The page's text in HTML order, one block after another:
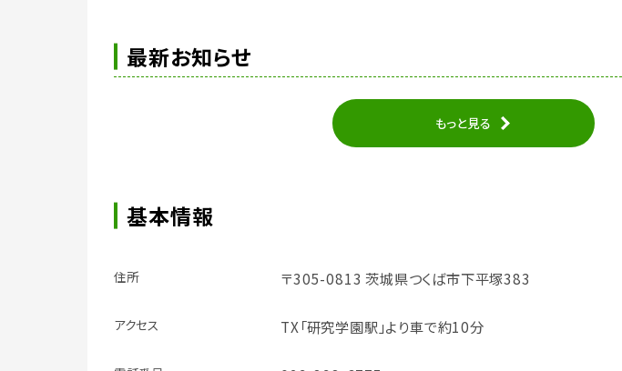
最新お知らせ
もっと見る
基本情報
住所 〒305-0813 茨城県つくば市下平塚383
アクセス TX「研究学園駅」より車で約10分